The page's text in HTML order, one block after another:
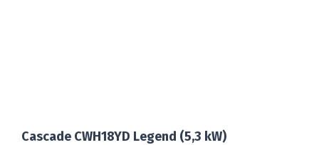
Cascade CWH18YD Legend (5,3 kW)